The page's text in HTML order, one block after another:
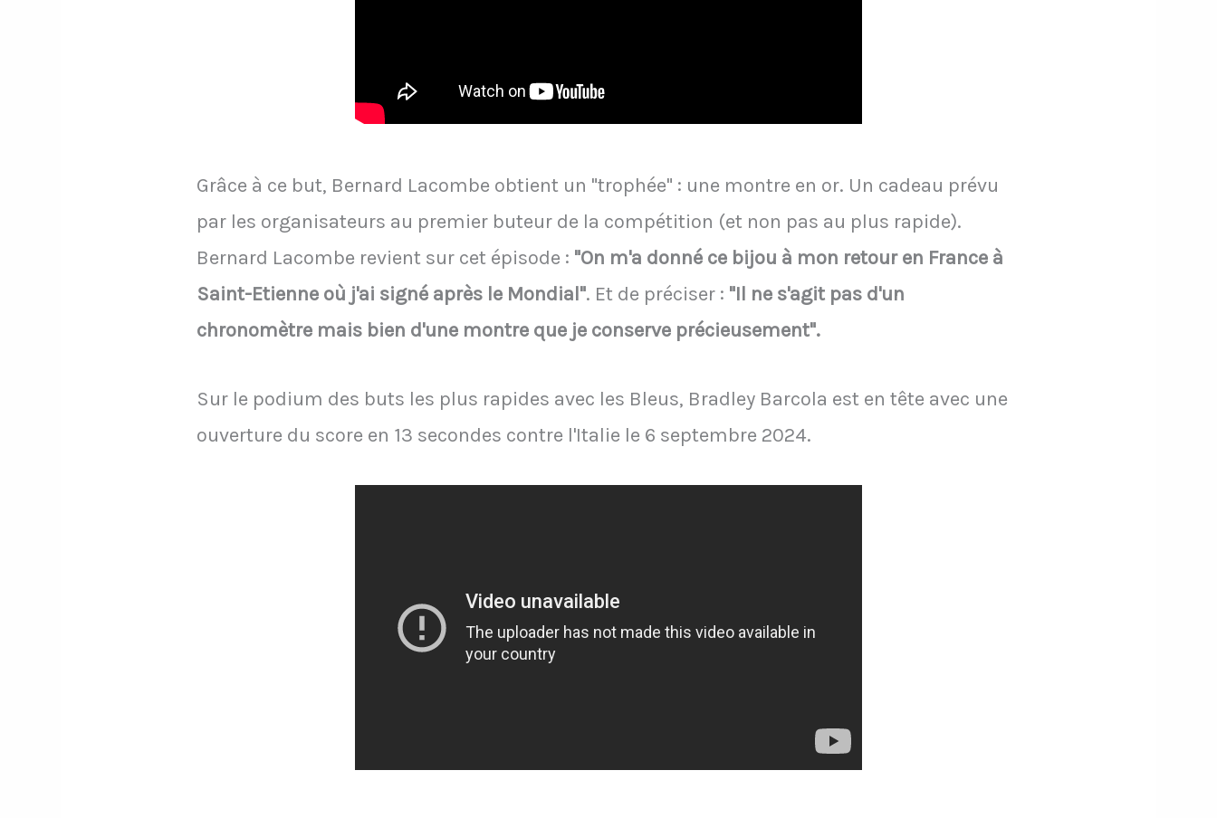
Grâce à ce but, Bernard Lacombe obtient un "trophée" : une montre en or. Un cadeau prévu
par les organisateurs au premier buteur de la compétition (et non pas au plus rapide).
Bernard Lacombe revient sur cet épisode : "On m'a donné ce bijou à mon retour en France à
Saint-Etienne où j'ai signé après le Mondial". Et de préciser : "Il ne s'agit pas d'un
chronomètre mais bien d'une montre que je conserve précieusement".
Sur le podium des buts les plus rapides avec les Bleus, Bradley Barcola est en tête avec une
ouverture du score en 13 secondes contre l'Italie le 6 septembre 2024.